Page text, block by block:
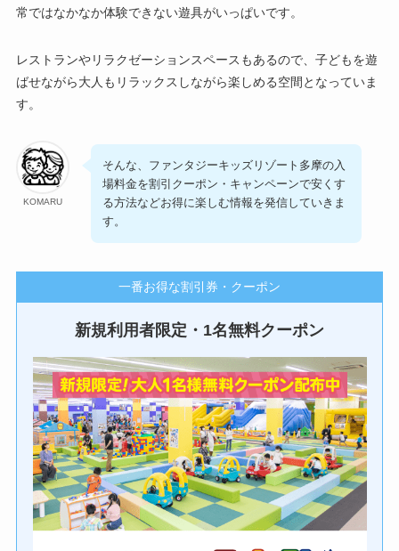
常ではなかなか体験できない遊具がいっぱいです。
レストランやリラクゼーションスペースもあるので、子どもを遊
ばせながら大人もリラックスしながら楽しめる空間となっていま
す。
KOMARU
そんな、ファンタジーキッズリゾート多摩の入
場料金を割引クーポン・キャンペーンで安くす
る方法などお得に楽しむ情報を発信していきま
す。
一番お得な割引券・クーポン
新規利用者限定・1名無料クーポン